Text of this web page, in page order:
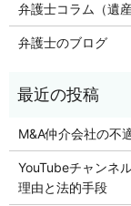
弁護士コラム（遺産
弁護士のブログ
M&A仲介会社の不
YouTubeチャンネ
理由と法的手段